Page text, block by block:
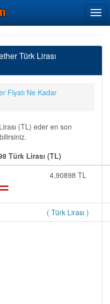
Türk Lirası
Fiyatı Ne Kadar
(TL) eder en son
Türk Lirası (TL)
4,90898 TL
( Türk Lirası )